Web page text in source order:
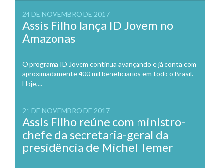
24 DE NOVEMBRO DE 2017
Assis Filho lança ID Jovem no
Amazonas
O programa ID Jovem continua avançando e já conta com
aproximadamente 400 mil beneficiários em todo o Brasil.
Hoje,...
21 DE NOVEMBRO DE 2017
Assis Filho reúne com ministro-
chefe da secretaria-geral da
presidência de Michel Temer